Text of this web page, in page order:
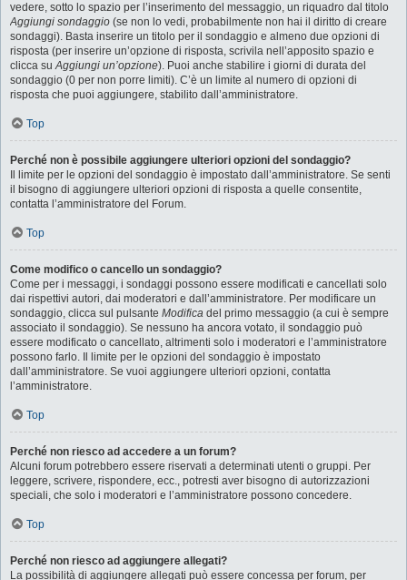
vedere, sotto lo spazio per l’inserimento del messaggio, un riquadro dal titolo
Aggiungi sondaggio (se non lo vedi, probabilmente non hai il diritto di creare
sondaggi). Basta inserire un titolo per il sondaggio e almeno due opzioni di
risposta (per inserire un’opzione di risposta, scrivila nell’apposito spazio e
clicca suAggiungi un’opzione). Puoi anche stabilire i giorni di durata del
sondaggio (0 per non porre limiti). C’è un limite al numero di opzioni di
risposta che puoi aggiungere, stabilito dall’amministratore.
Top
Perché non è possibile aggiungere ulteriori opzioni del sondaggio?
Il limite per le opzioni del sondaggio è impostato dall’amministratore. Se senti
il bisogno di aggiungere ulteriori opzioni di risposta a quelle consentite,
contatta l’amministratore del Forum.
Top
Come modifico o cancello un sondaggio?
Come per i messaggi, i sondaggi possono essere modificati e cancellati solo
dai rispettivi autori, dai moderatori e dall’amministratore. Per modificare un
sondaggio, clicca sul pulsante Modifica del primo messaggio (a cui è sempre
associato il sondaggio). Se nessuno ha ancora votato, il sondaggio può
essere modificato o cancellato, altrimenti solo i moderatori e l’amministratore
possono farlo. Il limite per le opzioni del sondaggio è impostato
dall’amministratore. Se vuoi aggiungere ulteriori opzioni, contatta
l’amministratore.
Top
Perché non riesco ad accedere a un forum?
Alcuni forum potrebbero essere riservati a determinati utenti o gruppi. Per
leggere, scrivere, rispondere, ecc., potresti aver bisogno di autorizzazioni
speciali, che solo i moderatori e l’amministratore possono concedere.
Top
Perché non riesco ad aggiungere allegati?
La possibilità di aggiungere allegati può essere concessa per forum, per